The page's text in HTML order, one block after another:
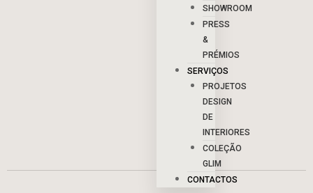
SHOWROOM
PRESS
&
PRÉMIOS
SERVIÇOS
PROJETOS
DESIGN
DE
INTERIORES
COLEÇÃO
GLIM
CONTACTOS